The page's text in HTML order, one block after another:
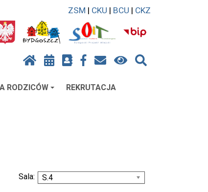
ZSM | CKU | BCU | CKZ
RODZICÓW REKRUTACJA
Sala:
S.4